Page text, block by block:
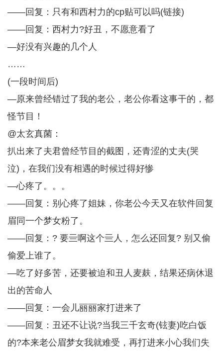
——回复：只有和西村力的cp贴可以吗(链接)
——回复：西村力?好丑，不愿意看了
—好没有兴趣的几个人
……
(一段时间后)
—原来曾经错过了我的老公，老公你看这事干的，都
怪节目！
@太玄真菌：
扒出来了夫君曾经节目的截图，还青涩的丈夫(哭
泣)，在我们没有相遇的时候过得好惨
—心疼了。。。
——回复：别心疼了姐妹，你老公今天又在软件回复
眉同一个梦女粉了。
——回复：? 要亖啊这个亖人，怎么还回复? 别又偷
偷爱上谁了。
—吃了好多苦，还要被迫和丑人麦麸，结果还病休退
出的苦命人
——回复：一会儿丽丽家打进来了
——回复：丑还不让说?当我三千玄奇(铉妻)吃白饭
的?本来老公眉梦女我就难受，再打进来小心我们失